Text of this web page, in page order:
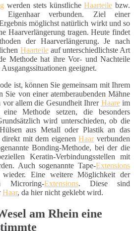
werden stets künstlicheHaarteile bzw.
Eigenhaar verbunden. Ziel einer
möglichst natürlich wirkt und so
Haarverlängerung tragen. Heute findet
der Haarverlängerung. Je nach
Haarteileauf unterschiedlichste Art
Methode hat ihre Vor- und Nachteile
geeignet.
ist, können Sie gemeinsam mit Ihrem
Sie von einer atemberaubenden Mähne
vor allem die Gesundheit Ihrer Haareim
Methode setzen, die besonders
wird unterschieden, ob die
aus Metall oder Plastik an das
direkt mit dem eigenenHaarverbunden
Bonding-Methode, bei der die
Keratin-Verbindungsstellen mit
Auch sogenannte Tape-Extensions
Eine weitere Möglichkeit der
Microring-Extensions. Diese sind
Haar, da hier nicht geklebt wird.
am Rhein eine